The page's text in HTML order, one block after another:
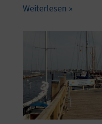
Weiterlesen »